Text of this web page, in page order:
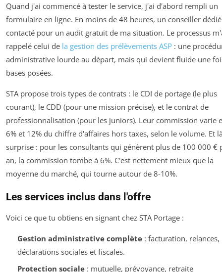
Quand j'ai commencé à tester le service, j'ai d'abord rempli un
formulaire en ligne. En moins de 48 heures, un conseiller
contacté pour un audit gratuit de ma situation. Le processus
rappelé celui de la gestion des prélèvements ASP : une
administrative lourde au départ, mais qui devient fluide une
bases posées.
STA propose trois types de contrats : le CDI de portage (le plus
courant), le CDD (pour une mission précise), et le contrat de
professionnalisation (pour les juniors). Leur commission varie
6% et 12% du chiffre d'affaires hors taxes, selon le volume. Et
surprise : pour les consultants qui génèrent plus de 100 000 €
an, la commission tombe à 6%. C'est nettement mieux que la
moyenne du marché, qui tourne autour de 8-10%.
Les services inclus dans l'offre
Voici ce que tu obtiens en signant chez STA Portage :
Gestion administrative complète: facturation, relances,
déclarations sociales et fiscales.
Protection sociale: mutuelle, prévoyance, retraite